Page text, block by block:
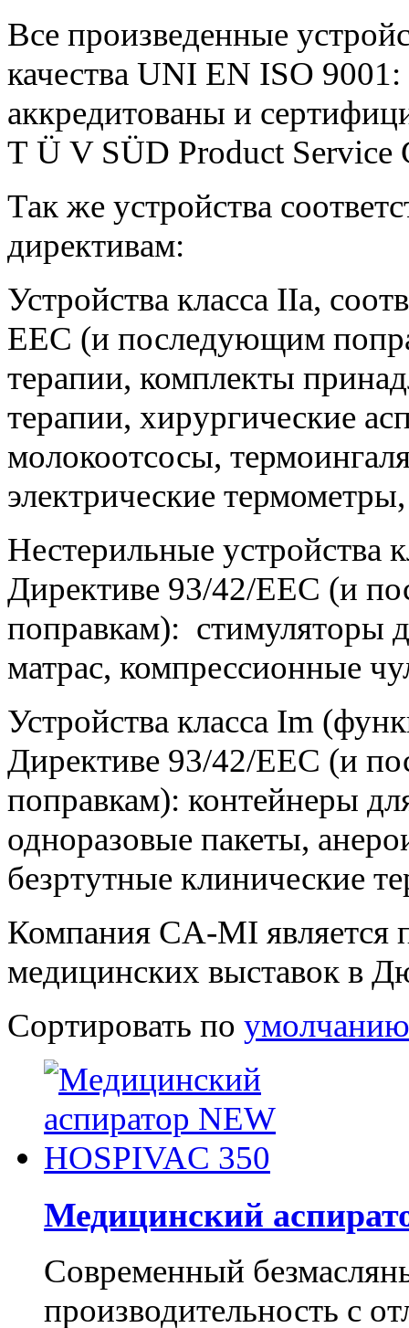
Все произведенные
качества UNI EN ISO
аккредитованы и
T Ü V SÜD Product
Так же устройства
директивам:
Устройства класса IIa,
ЕЕС (и последующим
терапии, комплекты
терапии, хирургические
молокоотсосы,
электрические
Нестерильные устройства
Директиве 93/42/ЕЕС (и
поправкам): стимуляторы
матрас, компрессионные
Устройства класса Im
Директиве 93/42/ЕЕС (и
поправкам): контейнеры
одноразовые пакеты,
безртутные клинические
Компания CA-MI является
медицинских выставок в
Сортировать по умолчанию
Медицинский
Современный
производительность с